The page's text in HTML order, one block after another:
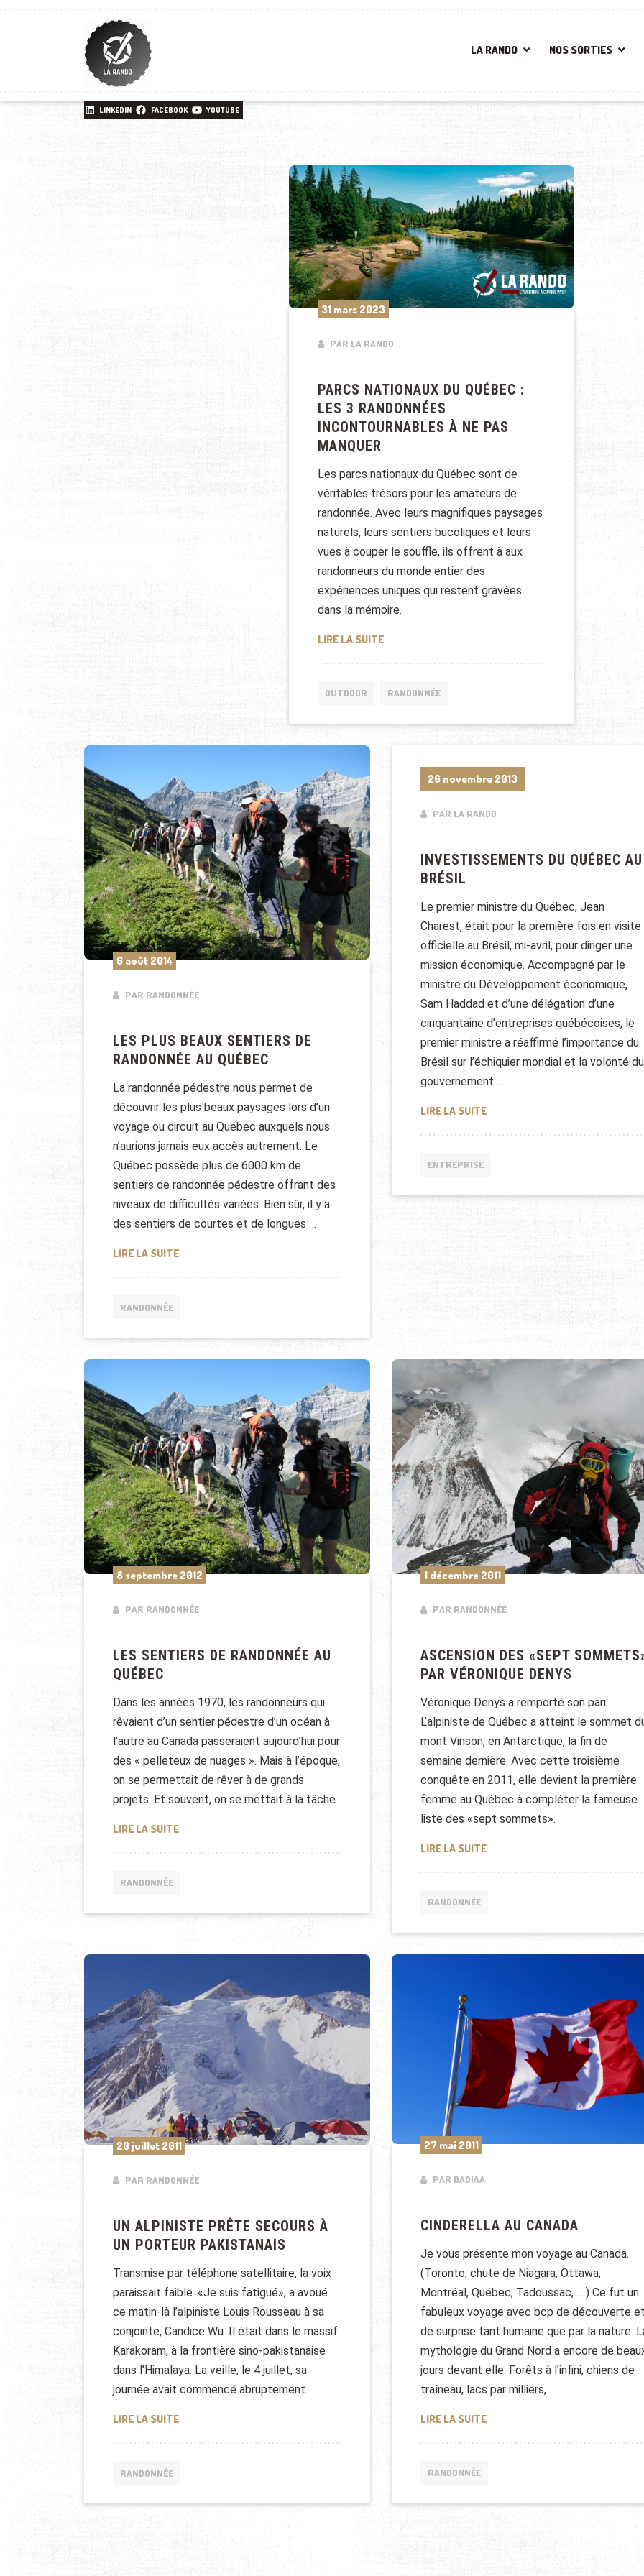
LA RANDO NOS SORTIES
LINKEDIN FACEBOOK YOUTUBE
31 mars 2023
PAR LA RANDO
PARCS NATIONAUX DU QUÉBEC :
LES 3 RANDONNÉES
INCONTOURNABLES À NE PAS
MANQUER
Les parcs nationaux du Québec sont de
véritables trésors pour les amateurs de
randonnée. Avec leurs magnifiques paysages
naturels, leurs sentiers bucoliques et leurs
vues à couper le souffle, ils offrent à aux
randonneurs du monde entier des
expériences uniques qui restent gravées
dans la mémoire.
LIRE LA SUITEPARCS NATIONAUX DU QUÉBEC : LES 3 RANDONNÉES
OUTDOOR RANDONNÉE
6 août 2014
PAR RANDONNÉE
LES PLUS BEAUX SENTIERS DE
RANDONNÉE AU QUÉBEC
La randonnée pédestre nous permet de
découvrir les plus beaux paysages lors d’un
voyage ou circuit au Québec auxquels nous
n’aurions jamais eux accès autrement. Le
Québec possède plus de 6000 km de
sentiers de randonnée pédestre offrant des
niveaux de difficultés variées. Bien sûr, il y a
des sentiers de courtes et de longues …
LIRE LA SUITELES PLUS BEAUX SENTIERS DE RANDONNÉE AU QUÉBEC
RANDONNÉE
26 novembre 2013
PAR LA RANDO
INVESTISSEMENTS DU QUÉBEC AU
BRÉSIL
Le premier ministre du Québec, Jean
Charest, était pour la première fois en visite
officielle au Brésil, mi-avril, pour diriger une
mission économique. Accompagné par le
ministre du Développement économique,
Sam Haddad et d’une délégation d’une
cinquantaine d’entreprises québécoises, le
premier ministre a réaffirmé l’importance du
Brésil sur l’échiquier mondial et la volonté du
gouvernement …
LIRE LA SUITEINVESTISSEMENTS DU QUÉBEC
ENTREPRISE
8 septembre 2012
PAR RANDONNÉE
LES SENTIERS DE RANDONNÉE AU
QUÉBEC
Dans les années 1970, les randonneurs qui
rêvaient d’un sentier pédestre d’un océan à
l’autre au Canada passeraient aujourd’hui pour
des « pelleteux de nuages ». Mais à l’époque,
on se permettait de rêver à de grands
projets. Et souvent, on se mettait à la tâche
LIRE LA SUITELES SENTIERS DE RANDONNÉE AU QUÉBEC
RANDONNÉE
1 décembre 2011
PAR RANDONNÉE
ASCENSION DES «SEPT
PAR VÉRONIQUE DENYS
Véronique Denys a remporté son pari.
L’alpiniste de Québec a atteint le sommet
mont Vinson, en Antarctique, la fin de
semaine dernière. Avec cette troisième
conquête en 2011, elle devient la première
femme au Québec à compléter la fameuse
liste des «sept sommets».
LIRE LA SUITEASCENSION DES «SEPT
RANDONNÉE
20 juillet 2011
PAR RANDONNÉE
UN ALPINISTE PRÊTE SECOURS À
UN PORTEUR PAKISTANAIS
Transmise par téléphone satellitaire, la voix
paraissait faible. «Je suis fatigué», a avoué
ce matin-là l’alpiniste Louis Rousseau à sa
conjointe, Candice Wu. Il était dans le massif
Karakoram, à la frontière sino-pakistanaise
dans l’Himalaya. La veille, le 4 juillet, sa
journée avait commencé abruptement.
LIRE LA SUITEUN ALPINISTE PRÊTE SECOURS À UN PORTEUR PAKISTANAIS
RANDONNÉE
27 mai 2011
PAR BADIAA
CINDERELLA AU CANADA
Je vous présente mon voyage au Canada.
(Toronto, chute de Niagara, Ottawa,
Montréal, Québec, Tadoussac, ….) Ce fut un
fabuleux voyage avec bcp de découverte
de surprise tant humaine que par la nature.
mythologie du Grand Nord a encore de
jours devant elle. Forêts à l’infini, chiens de
traîneau, lacs par milliers, …
LIRE LA SUITECINDERELLA AU CANADA
RANDONNÉE